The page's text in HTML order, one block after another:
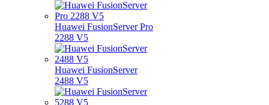
Huawei FusionServer Pro
2288 V5
Huawei FusionServer
2488 V5